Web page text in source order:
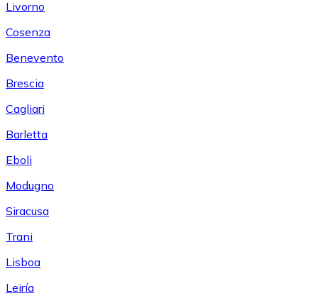
Livorno
Cosenza
Benevento
Brescia
Cagliari
Barletta
Eboli
Modugno
Siracusa
Trani
Lisboa
Leiría